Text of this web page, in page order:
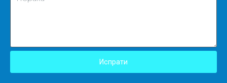
Испрати